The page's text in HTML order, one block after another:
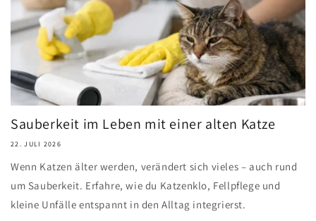
Sauberkeit im Leben mit einer alten Katze
22. JULI 2026
Wenn Katzen älter werden, verändert sich vieles – auch rund
um Sauberkeit. Erfahre, wie du Katzenklo, Fellpflege und
kleine Unfälle entspannt in den Alltag integrierst.